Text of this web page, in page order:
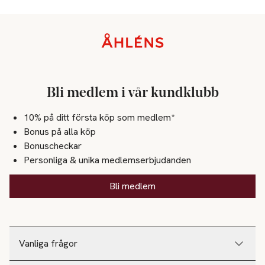
Vanliga frågor
Bli medlem i vår kundklubb
10% på ditt första köp som medlem*
Bonus på alla köp
Bonuscheckar
Personliga & unika medlemserbjudanden
Bli medlem